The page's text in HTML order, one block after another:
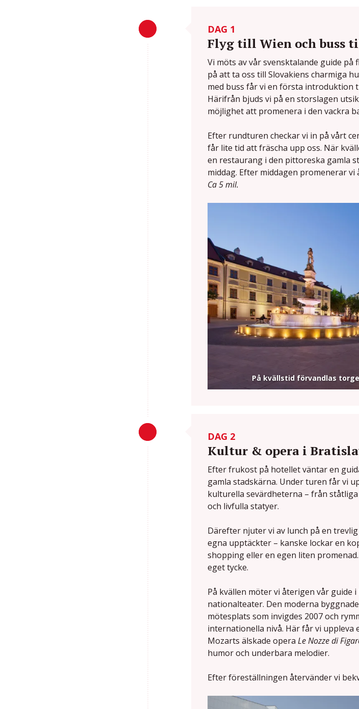
DAG 1
Flyg till Wien och buss
Vi möts av vår svensktalande guide
på att ta oss till Slovakiens charmiga
med buss får vi en första introduktion
Härifrån bjuds vi på en storslagen
möjlighet att promenera i den vackra
Efter rundturen checkar vi in på vårt
får lite tid att fräscha upp oss. När
en restaurang i den pittoreska gamla
middag. Efter middagen promenerar
Ca 5 mil.
På kvällstid förvandlas
DAG 2
Kultur & opera i
Efter frukost på hotellet väntar en
gamla stadskärna. Under turen får vi
kulturella sevärdheterna – från
och livfulla statyer.
Därefter njuter vi av lunch på en
egna upptäckter – kanske lockar en
shopping eller en egen liten
eget tycke.
På kvällen möter vi återigen vår
nationalteater. Den moderna
mötesplats som invigdes 2007 och
internationella nivå. Här får vi
Mozarts älskade opera Le Nozze di
humor och underbara melodier.
Efter föreställningen återvänder vi